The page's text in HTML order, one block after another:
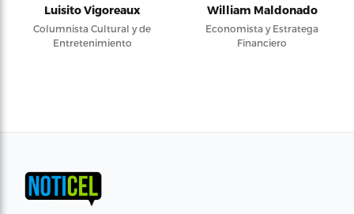
Luisito Vigoreaux
Columnista Cultural y de
Entretenimiento
William Maldonado
Economista y Estratega
Financiero